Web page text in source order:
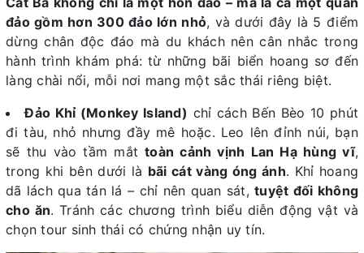
đảo gồm hơn 300 đảo lớn nhỏ, và dưới đây là 5 điểm
dừng chân độc đáo mà du khách nên cân nhắc trong
hành trình khám phá: từ những bãi biển hoang sơ đến
làng chài nổi, mỗi nơi mang một sắc thái riêng biệt.
Đảo Khỉ (Monkey Island) chỉ cách Bến Bèo 10 phút
đi tàu, nhỏ nhưng đầy mê hoặc. Leo lên đỉnh núi, bạn
sẽ thu vào tầm mắttoàn cảnh vịnh Lan Hạ hùng vĩ,
trong khi bên dưới là bãi cát vàng óng ánh. Khỉ hoang
dã lách qua tán lá – chỉ nên quan sát,tuyệt đối không
cho ăn. Tránh các chương trình biểu diễn động vật và
chọn tour sinh thái có chứng nhận uy tín.